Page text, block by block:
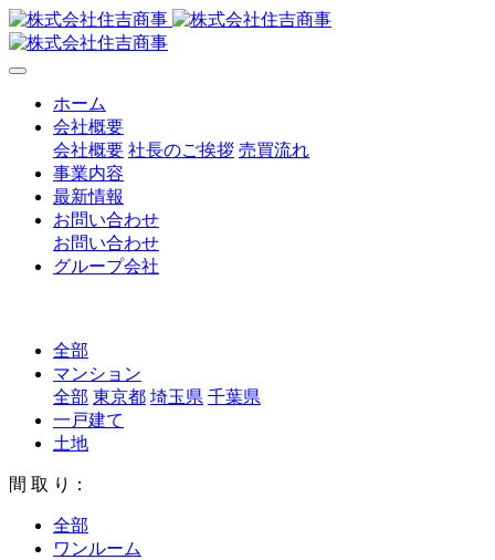
ホーム
会社概要
会社概要 社長のご挨拶 売買流れ
事業内容
最新情報
お問い合わせ
お問い合わせ
グループ会社
全部
マンション
全部 東京都 埼玉県 千葉県
一戸建て
土地
間 取 り：
全部
ワンルーム